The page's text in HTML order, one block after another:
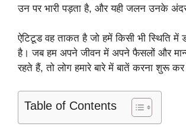
उन पर भारी पड़ता है, और यही जलन उनके अंदर
ऐटिटूड वह ताकत है जो हमें किसी भी स्थिति में
है। जब हम अपने जीवन में अपने फैसलों और
रहते हैं, तो लोग हमारे बारे में बातें करना शुरू
Table of Contents